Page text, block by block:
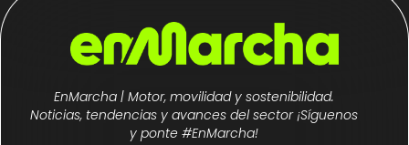
EnMarcha | Motor, movilidad y sostenibilidad.
Noticias, tendencias y avances del sector ¡Síguenos
y ponte #EnMarcha!